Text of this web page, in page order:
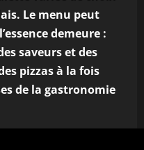
Le menu peut
demeure :
saveurs et des
pizzas à la fois
de la gastronomie